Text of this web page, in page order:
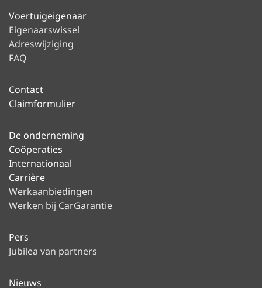
Voertuigeigenaar
Eigenaarswissel
Adreswijziging
FAQ
Contact
Claimformulier
De onderneming
Coöperaties
Internationaal
Carrière
Werkaanbiedingen
Werken bij CarGarantie
Pers
Jubilea van partners
Nieuws